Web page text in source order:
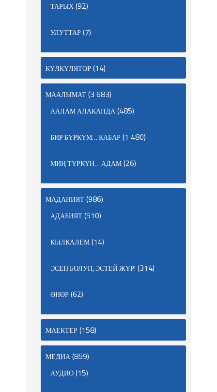
ТАРЫХ(92)
УЛУТТАР(7)
КҮЛКҮЛЯТОР(14)
МААЛЫМАТ(3 683)
ААЛАМ АЛАКАНДА(485)
БИР БҮРКҮМ… КАБАР(1 480)
МИҢ ТҮРКҮН… АДАМ(26)
МАДАНИЯТ(986)
АДАБИЯТ(510)
КЫЛКАЛЕМ(14)
ЭСЕН БОЛУП, ЭСТЕЙ ЖҮР! (314)
ӨНӨР(62)
МАЕКТЕР(158)
МЕДИА(859)
АУДИО(15)